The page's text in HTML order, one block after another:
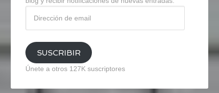
email
SUSCRIBIR
Únete a otros 127K suscriptores